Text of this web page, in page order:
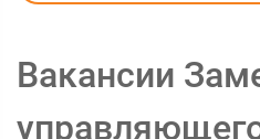
Вакансии